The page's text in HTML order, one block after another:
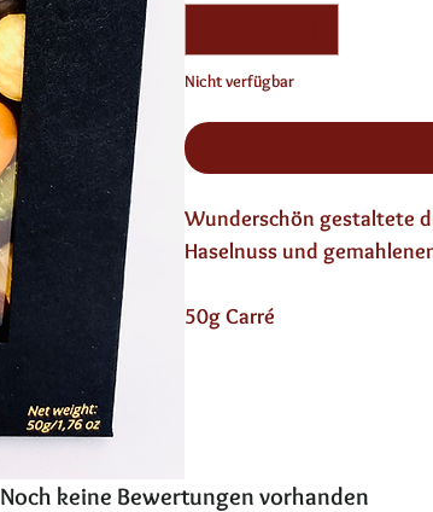
Nicht verfügbar
Wunderschön gestaltete
Haselnuss und
50g Carré
Noch keine Bewertungen vorhanden